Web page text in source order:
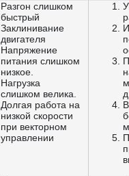
Разгон слишком
быстрый
Заклинивание
двигателя
Напряжение
питания слишком
низкое.
Нагрузка
слишком велика.
Долгая работа на
низкой скорости
при векторном
управлении